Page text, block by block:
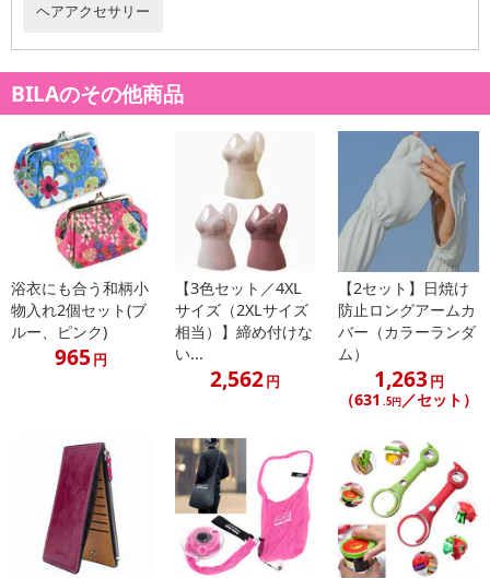
参考の掲載画像や画像内のバーコードなど、お届け商品と多少異な
了により、商品詳細内に記載の原産国・原材料の表記が旧表記の場
合がございます。
あらかじめご了承いただいた上でお申込みください。なお、本理由
によるお申込み後のキャンセル・返品交換は対応いたしかねます。
【お支払いについて】
※送料はお試し費用に含まれております。
※d払い、PayPay、au PAY、au PAY（auかんたん決済）、ソフトバ
ンクまとめて支払い、楽天ペイ、メルペイ、AEON Pay、Amazon
Payでお支払いの場合、決済のため外部サイトへ遷移します。
※予約商品は決済手段ごとに定められた決済期限日にお支払いを完
了することがございます。ご了承いただいたうえでお申し込みくだ
【配送伝票番号について】
※配送形態がメール便の商品については、商品の発送完了後、配送
伝票番号がマイページに表示されない場合もございます。
【配送日時の指定について】
※配送日時の指定が可能な商品の場合、商品によってご指定できる
ヘアアクセサリー
BILAのその他商品
浴衣にも合う和柄小
物入れ2個セット(ブ
ルー、ピンク)
965 円
【3色セット／4XL
サイズ（2XLサイズ
相当）】締め付けな
い...
2,562円
【2セット】日焼け
防止ロングアームカ
バー（カラーランダ
ム）
1,263円
（631 .5円 ／セット）